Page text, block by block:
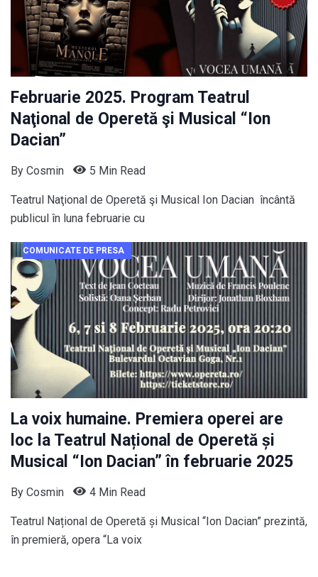
Februarie 2025. Program Teatrul
Naţional de Operetă şi Musical “Ion
Dacian”
By Cosmin 5 Min Read
Teatrul Naţional de Operetă şi Musical Ion Dacian încântă
publicul în luna februarie cu
COMUNICATE DE PRESA
La voix humaine. Premiera operei are
loc la Teatrul Național de Operetă și
Musical “Ion Dacian” în februarie 2025
By Cosmin 4 Min Read
Teatrul Național de Operetă și Musical “Ion Dacian” prezintă,
în premieră, opera “La voix